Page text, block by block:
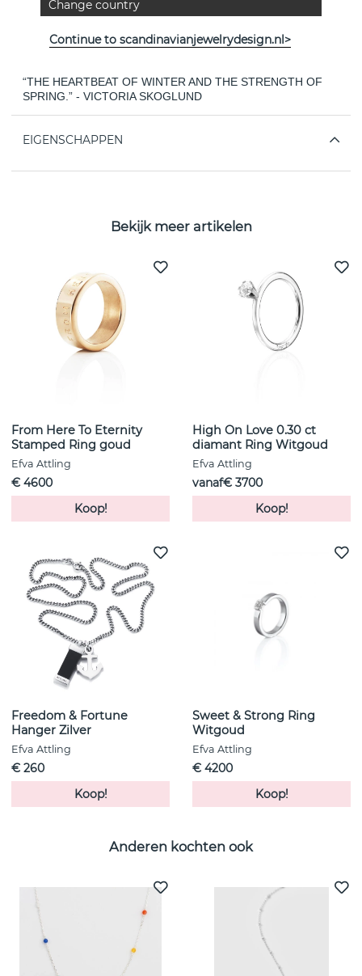
has met Efva Attling in an exclusive collaboration for a jewelry
Two worlds filled with dreams and craftsmanship become The
“THE HEARTBEAT OF WINTER AND THE STRENGTH OF
SPRING.” - VICTORIA SKOGLUND
EIGENSCHAPPEN
Bekijk meer artikelen
From Here To Eternity
Stamped Ring goud
Efva Attling
€ 4600
Koop!
High On Love 0.30 ct
diamant Ring Witgoud
Efva Attling
vanaf€ 3700
Koop!
Freedom & Fortune
Hanger Zilver
Efva Attling
€ 260
Koop!
Sweet & Strong Ring
Witgoud
Efva Attling
€ 4200
Koop!
Anderen kochten ook
Change country
Continue to scandinavianjewelrydesign.nl>